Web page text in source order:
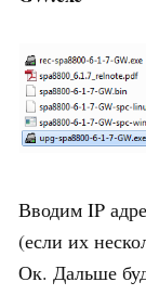
Вводим IP
(если их
Ок. Дальше